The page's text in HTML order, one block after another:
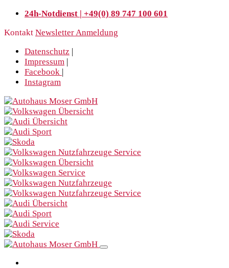
24h-Notdienst | +49(0) 89 747 100 601
Kontakt Newsletter Anmeldung
Datenschutz |
Impressum |
Facebook |
Instagram